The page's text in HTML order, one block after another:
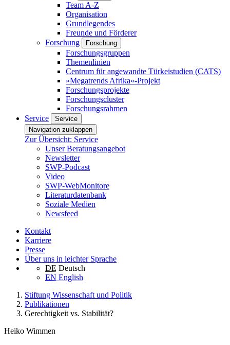
Team A-Z
Organisation
Grundlegendes
Freunde und Förderer
Forschung
Forschung
Forschungsgruppen
Themenlinien
Centrum für angewandte Türkeistudien (CATS)
»Megatrends Afrika«-Projekt
Forschungsprojekte
Forschungscluster
Forschungsrahmen
Service
Service
Navigation zuklappen
Zur Übersicht: Service
Unser Beratungsangebot
Newsletter
SWP-Podcast
Video
SWP-WebMonitore
Literaturdatenbank
Soziale Medien
Newsfeed
Kontakt
Karriere
Presse
Über uns in leichter Sprache
DE Deutsch
EN English
Stiftung Wissenschaft und Politik
Publikationen
Gerechtigkeit vs. Stabilität?
Heiko Wimmen